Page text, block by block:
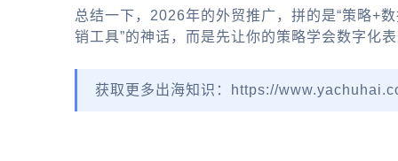
总结一下，2026年的外贸推广，拼的是“策略+
销工具”的神话，而是先让你的策略学会数字化
获取更多出海知识：https://